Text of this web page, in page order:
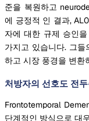
준을 복원하고
에 긍정적 인 결과,
자에 대한 규제 승인
가지고 있습니다. 그
하고 시장 풍경을 변환
처방자의 선호도 전
Frontotemporal
단계적인 방식으로 대